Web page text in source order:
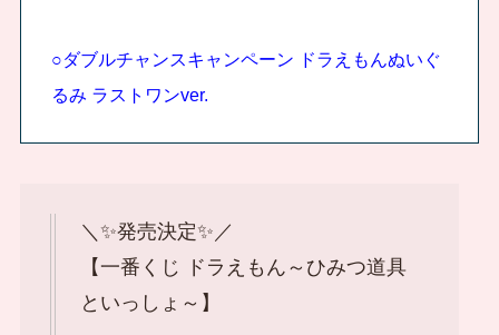
○ダブルチャンスキャンペーン ドラえもんぬいぐ
るみ ラストワンver.
＼✨発売決定✨／
【一番くじ ドラえもん～ひみつ道具
といっしょ～】